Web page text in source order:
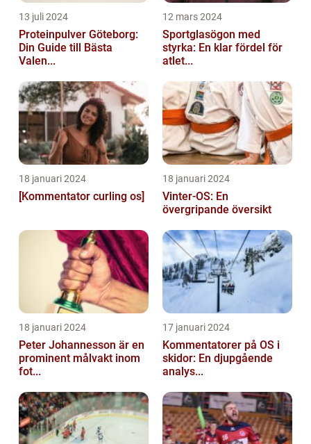
13 juli 2024
Proteinpulver Göteborg:
Din Guide till Bästa
Valen...
12 mars 2024
Sportglasögon med
styrka: En klar fördel för
atlet...
18 januari 2024
[Kommentator curling os]
18 januari 2024
Vinter-OS: En
övergripande översikt
18 januari 2024
Peter Johannesson är en
prominent målvakt inom
fot...
17 januari 2024
Kommentatorer på OS i
skidor: En djupgående
analys...